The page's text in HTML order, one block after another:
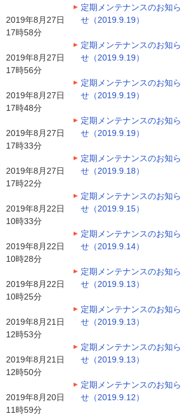
2019年8月27日
17時58分
定期メンテナンスのお知ら
せ（2019.9.19）
2019年8月27日
17時56分
定期メンテナンスのお知ら
せ（2019.9.19）
2019年8月27日
17時48分
定期メンテナンスのお知ら
せ（2019.9.19）
2019年8月27日
17時33分
定期メンテナンスのお知ら
せ（2019.9.19）
2019年8月27日
17時22分
定期メンテナンスのお知ら
せ（2019.9.18）
2019年8月22日
10時33分
定期メンテナンスのお知ら
せ（2019.9.15）
2019年8月22日
10時28分
定期メンテナンスのお知ら
せ（2019.9.14）
2019年8月22日
10時25分
定期メンテナンスのお知ら
せ（2019.9.13）
2019年8月21日
12時53分
定期メンテナンスのお知ら
せ（2019.9.13）
2019年8月21日
12時50分
定期メンテナンスのお知ら
せ（2019.9.13）
2019年8月20日
11時59分
定期メンテナンスのお知ら
せ（2019.9.12）